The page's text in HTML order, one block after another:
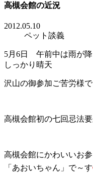
高槻会館の近況
2012.05.10
ペット談義
5月6日 午前中は雨が降
しっかり晴天
沢山の御参加ご苦労様で
高槻会館初の七回忌法
高槻会館にかわいいお
「あおいちゃん」で～す